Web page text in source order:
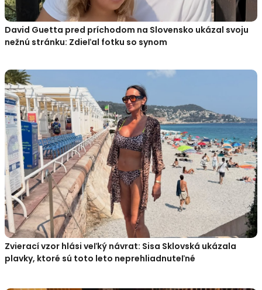
David Guetta pred príchodom na Slovensko ukázal svoju
nežnú stránku: Zdieľal fotku so synom
Zvierací vzor hlási veľký návrat: Sisa Sklovská ukázala
plavky, ktoré sú toto leto neprehliadnuteľné